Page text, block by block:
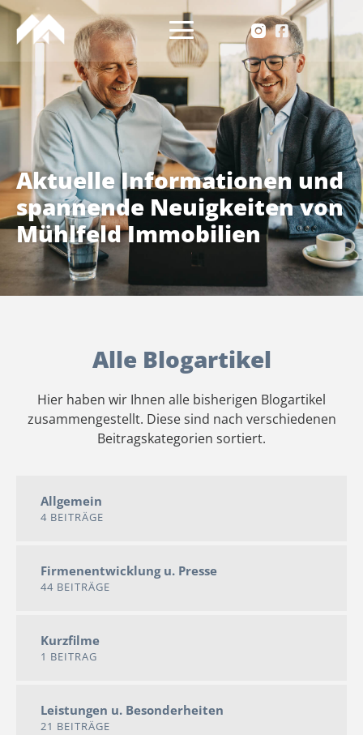
Aktuelle Informationen und
spannende Neuigkeiten von
Mühlfeld Immobilien
Alle Blogartikel
Hier haben wir Ihnen alle bisherigen Blogartikel
zusammengestellt. Diese sind nach verschiedenen
Beitragskategorien sortiert.
Allgemein
4 BEITRÄGE
Firmenentwicklung u. Presse
44 BEITRÄGE
Kurzfilme
1 BEITRAG
Leistungen u. Besonderheiten
21 BEITRÄGE